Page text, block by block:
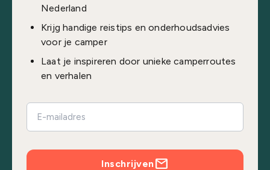
Nederland
Krijg handige reistips en onderhoudsadvies
voor je camper
Laat je inspireren door unieke camperroutes
en verhalen
Inschrijven